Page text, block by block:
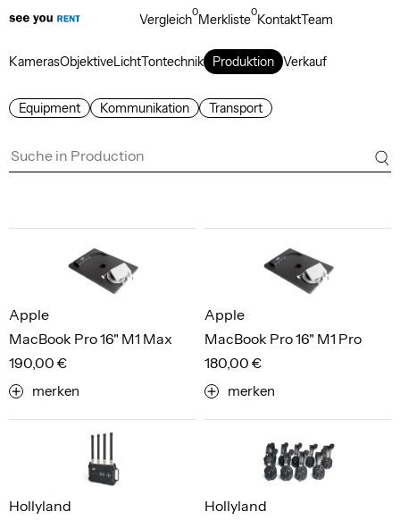
KamerasObjektiveLichtTontechnik Produktion Verkauf
Vergleich0Merkliste0KontaktTeam
Equipment Kommunikation Transport
MacBook Pro 16" M1 Max
Apple
190,00 €
merken
MacBook Pro 16" M1 Pro
Apple
180,00 €
merken
Hollyland Hollyland